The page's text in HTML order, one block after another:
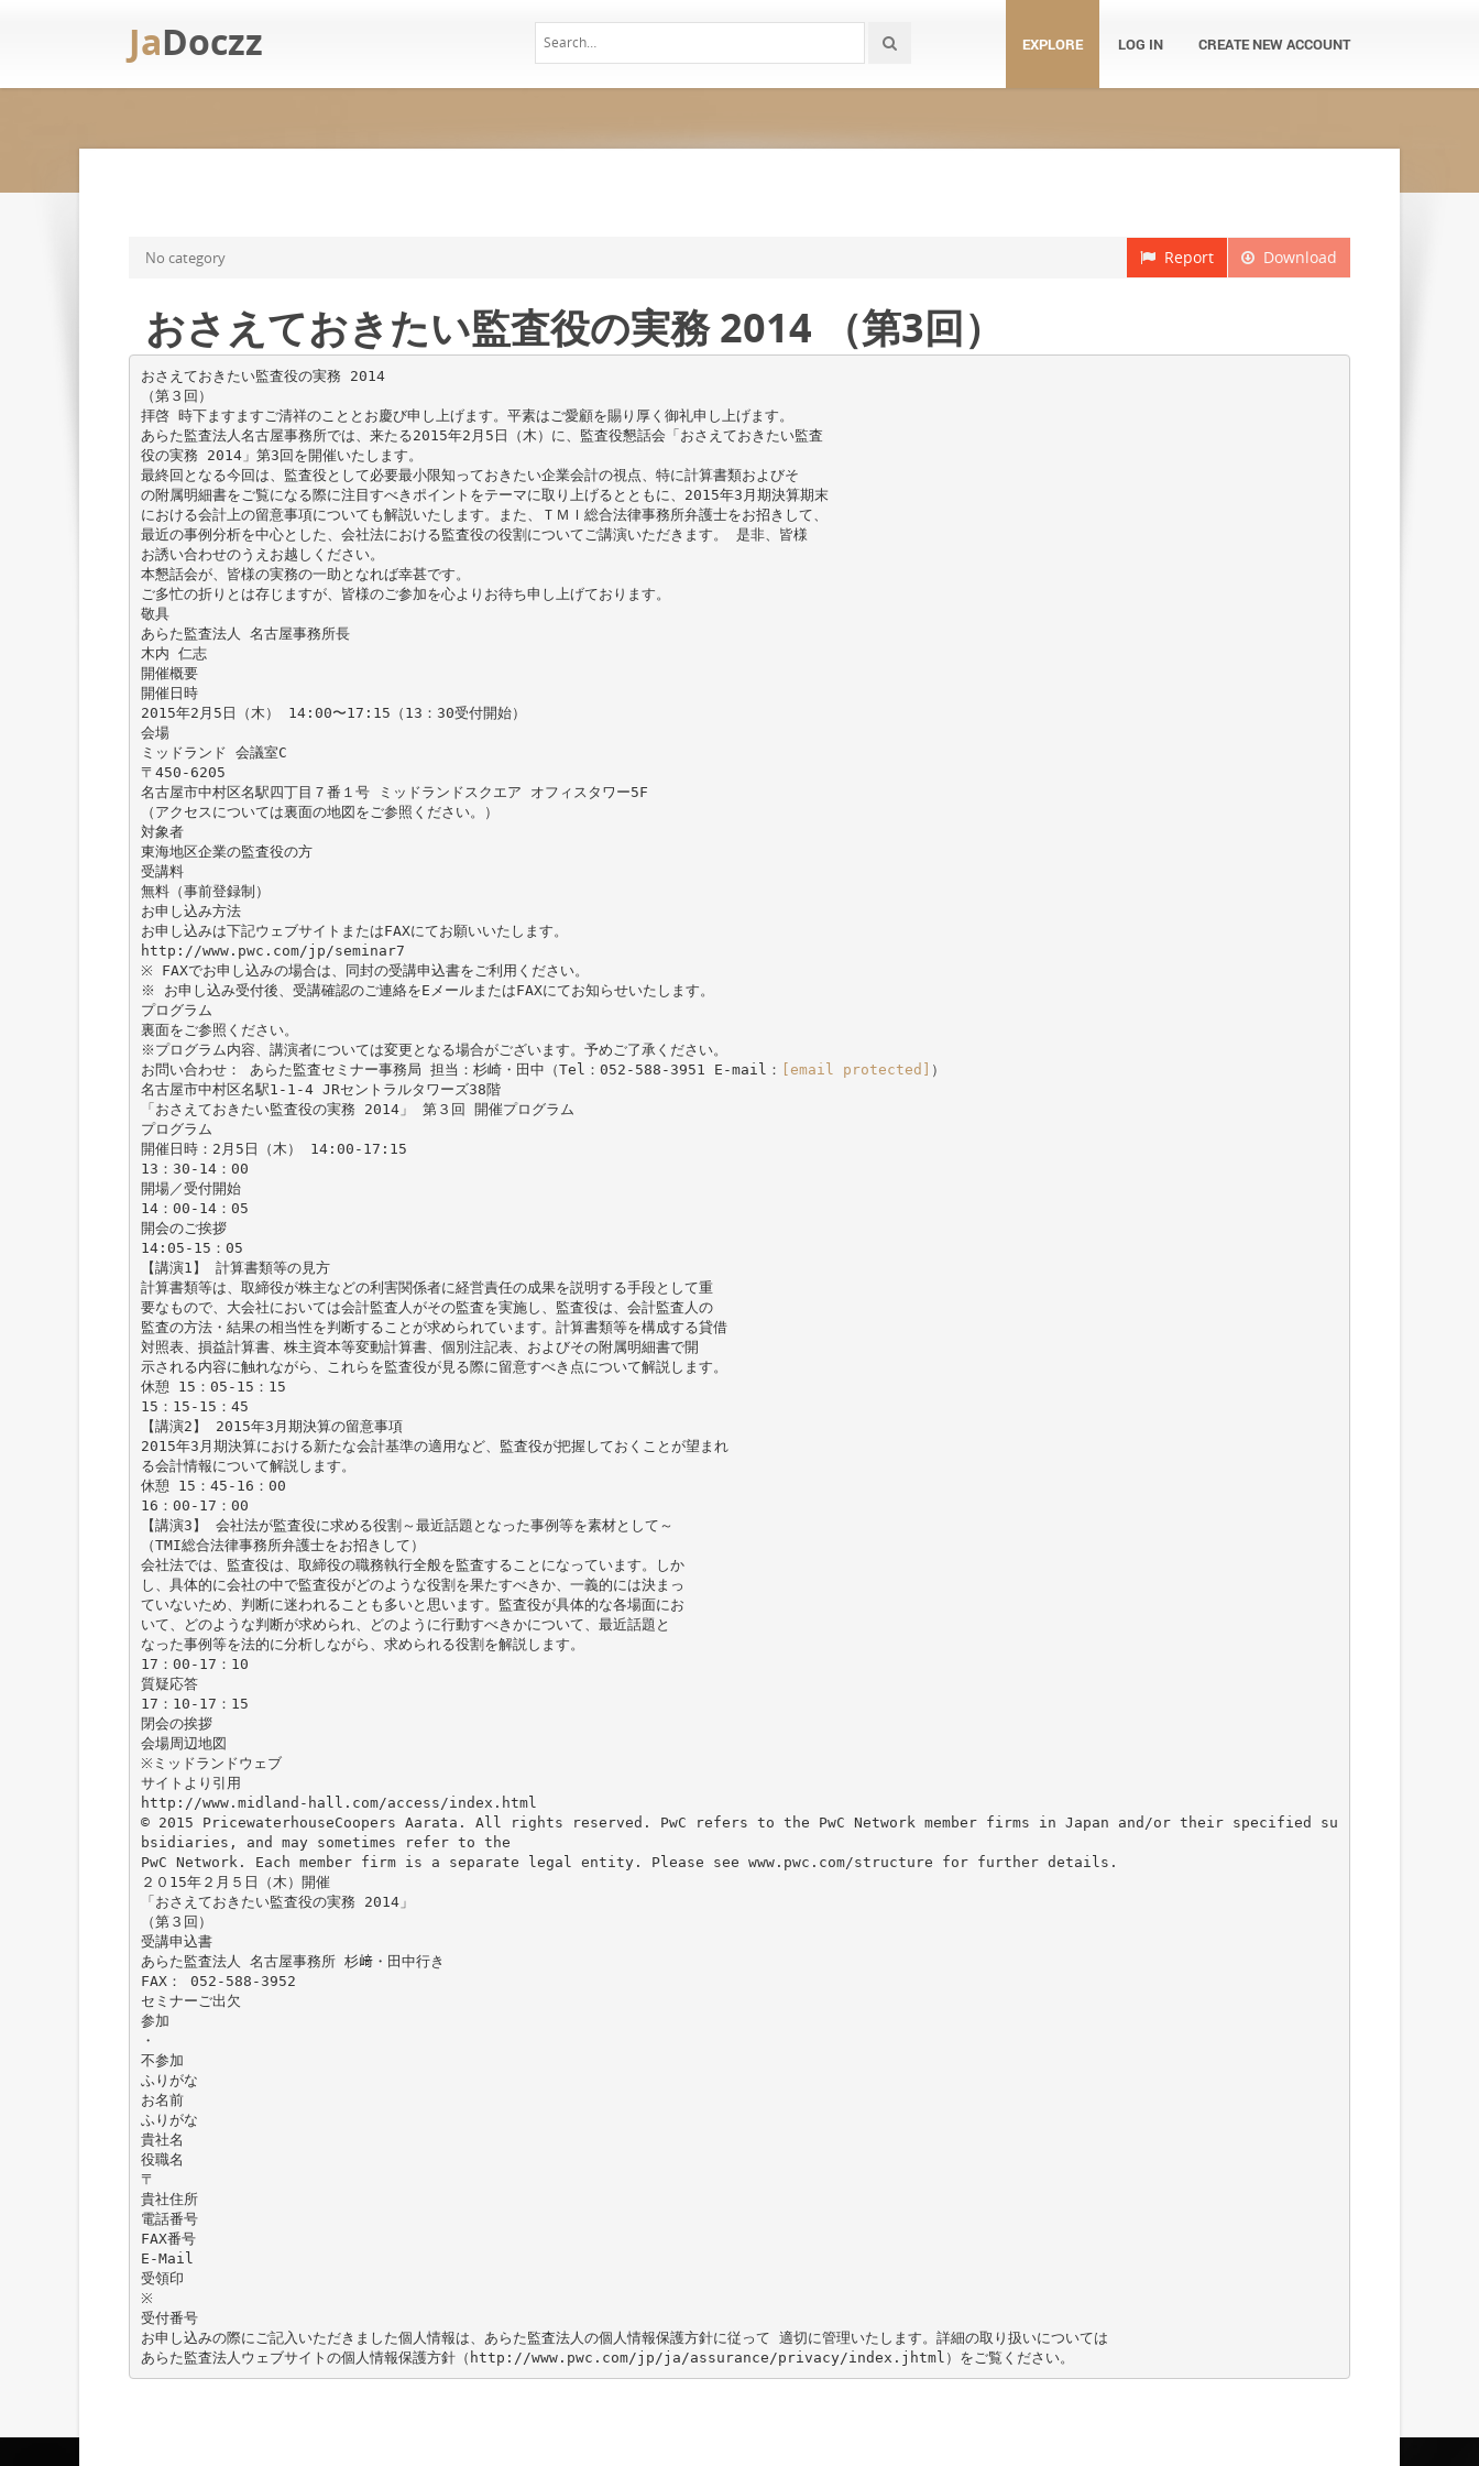
JaDoczz EXPLORE LOG IN CREATE NEW ACCOUNT
Download
Report
No category
おさえておきたい監査役の実務 2014 （第3回）
おさえておきたい監査役の実務 2014
（第３回）
拝啓 時下ますますご清祥のこととお慶び申し上げます。平素はご愛顧を賜り厚く御礼申し上げます。
あらた監査法人名古屋事務所では、来たる2015年2月5日（木）に、監査役懇話会「おさえておきたい監査
役の実務 2014」第3回を開催いたします。
最終回となる今回は、監査役として必要最小限知っておきたい企業会計の視点、特に計算書類およびそ
の附属明細書をご覧になる際に注目すべきポイントをテーマに取り上げるとともに、2015年3月期決算期末
における会計上の留意事項についても解説いたします。また、ＴＭＩ総合法律事務所弁護士をお招きして、
最近の事例分析を中心とした、会社法における監査役の役割についてご講演いただきます。 是非、皆様
お誘い合わせのうえお越しください。
本懇話会が、皆様の実務の一助となれば幸甚です。
ご多忙の折りとは存じますが、皆様のご参加を心よりお待ち申し上げております。
敬具
あらた監査法人 名古屋事務所長
木内 仁志
開催概要
開催日時
2015年2月5日（木） 14:00〜17:15（13：30受付開始）
会場
ミッドランド 会議室C
〒450-6205
名古屋市中村区名駅四丁目７番１号 ミッドランドスクエア オフィスタワー5F
（アクセスについては裏面の地図をご参照ください。）
対象者
東海地区企業の監査役の方
受講料
無料（事前登録制）
お申し込み方法
お申し込みは下記ウェブサイトまたはFAXにてお願いいたします。
http://www.pwc.com/jp/seminar7
※ FAXでお申し込みの場合は、同封の受講申込書をご利用ください。
※ お申し込み受付後、受講確認のご連絡をEメールまたはFAXにてお知らせいたします。
プログラム
裏面をご参照ください。
※プログラム内容、講演者については変更となる場合がございます。予めご了承ください。
お問い合わせ： あらた監査セミナー事務局 担当：杉崎・田中（Tel：052-588-3951 E-mail： [email protected] ）
名古屋市中村区名駅1-1-4 JRセントラルタワーズ38階
「おさえておきたい監査役の実務 2014」 第３回 開催プログラム
プログラム
開催日時：2月5日（木） 14:00-17:15
13：30-14：00
開場／受付開始
14：00-14：05
開会のご挨拶
14:05-15：05
【講演1】 計算書類等の見方
計算書類等は、取締役が株主などの利害関係者に経営責任の成果を説明する手段として重
要なもので、大会社においては会計監査人がその監査を実施し、監査役は、会計監査人の
監査の方法・結果の相当性を判断することが求められています。計算書類等を構成する貸借
対照表、損益計算書、株主資本等変動計算書、個別注記表、およびその附属明細書で開
示される内容に触れながら、これらを監査役が見る際に留意すべき点について解説します。
休憩 15：05-15：15
15：15-15：45
【講演2】 2015年3月期決算の留意事項
2015年3月期決算における新たな会計基準の適用など、監査役が把握しておくことが望まれ
る会計情報について解説します。
休憩 15：45-16：00
16：00-17：00
【講演3】 会社法が監査役に求める役割～最近話題となった事例等を素材として～
（TMI総合法律事務所弁護士をお招きして）
会社法では、監査役は、取締役の職務執行全般を監査することになっています。しか
し、具体的に会社の中で監査役がどのような役割を果たすべきか、一義的には決まっ
ていないため、判断に迷われることも多いと思います。監査役が具体的な各場面にお
いて、どのような判断が求められ、どのように行動すべきかについて、最近話題と
なった事例等を法的に分析しながら、求められる役割を解説します。
17：00-17：10
質疑応答
17：10-17：15
閉会の挨拶
会場周辺地図
※ミッドランドウェブ
サイトより引用
http://www.midland-hall.com/access/index.html
© 2015 PricewaterhouseCoopers Aarata. All rights reserved. PwC refers to the PwC Network member firms in Japan and/or their specified su
bsidiaries, and may sometimes refer to the
PwC Network. Each member firm is a separate legal entity. Please see www.pwc.com/structure for further details.
２０15年２月５日（木）開催
「おさえておきたい監査役の実務 2014」
（第３回）
受講申込書
あらた監査法人 名古屋事務所 杉﨑・田中行き
FAX： 052-588-3952
セミナーご出欠
参加
・
不参加
ふりがな
お名前
ふりがな
貴社名
役職名
〒
貴社住所
電話番号
FAX番号
E-Mail
受領印
※
受付番号
お申し込みの際にご記入いただきました個人情報は、あらた監査法人の個人情報保護方針に従って 適切に管理いたします。詳細の取り扱いについては